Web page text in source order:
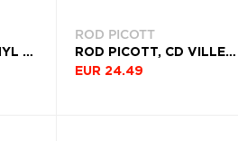
RUSTON KELLY, VINYL PALE, THROUGH THE WINDOW
ROD PICOTT
ROD PICOTT, CD VILLE LUMIERE PROMENADE
EUR 24.49